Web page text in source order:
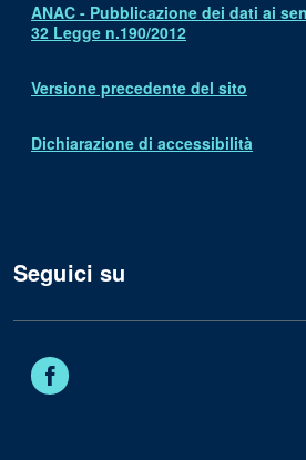
ANAC - Pubblicazione dei dati ai
32 Legge n.190/2012
Versione precedente del sito
Dichiarazione di accessibilità
Seguici su